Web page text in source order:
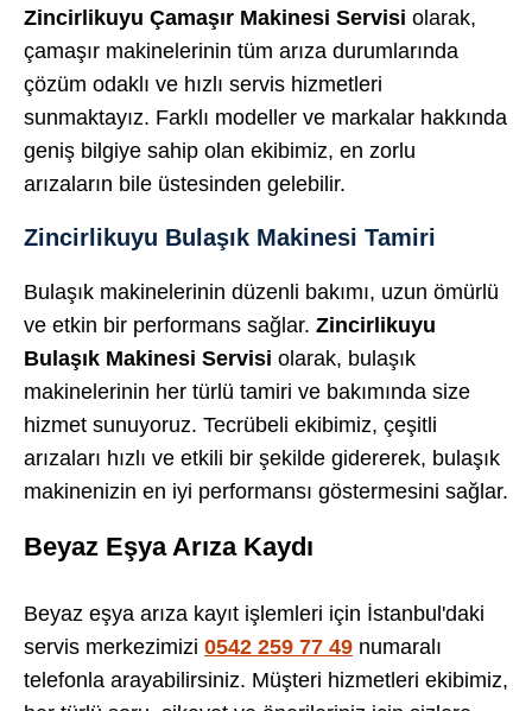
Zincirlikuyu Çamaşır Makinesi Servisi olarak,
çamaşır makinelerinin tüm arıza durumlarında
çözüm odaklı ve hızlı servis hizmetleri
sunmaktayız. Farklı modeller ve markalar hakkında
geniş bilgiye sahip olan ekibimiz, en zorlu
arızaların bile üstesinden gelebilir.
Zincirlikuyu Bulaşık Makinesi Tamiri
Bulaşık makinelerinin düzenli bakımı, uzun ömürlü
ve etkin bir performans sağlar. Zincirlikuyu
Bulaşık Makinesi Servisi olarak, bulaşık
makinelerinin her türlü tamiri ve bakımında size
hizmet sunuyoruz. Tecrübeli ekibimiz, çeşitli
arızaları hızlı ve etkili bir şekilde gidererek, bulaşık
makinenizin en iyi performansı göstermesini sağlar.
Beyaz Eşya Arıza Kaydı
Beyaz eşya arıza kayıt işlemleri için İstanbul'daki
servis merkezimizi 0542 259 77 49 numaralı
telefonla arayabilirsiniz. Müşteri hizmetleri ekibimiz,